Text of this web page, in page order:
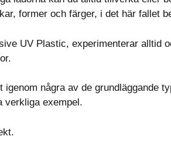
former och färger, i det här fallet
UV Plastic, experimenterar alltid
igenom några av de grundläggande
verkliga exempel.